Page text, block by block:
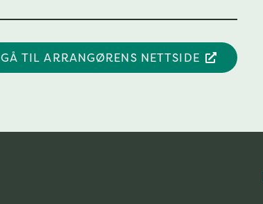
GÅ TIL ARRANGØRENS NETTSIDE